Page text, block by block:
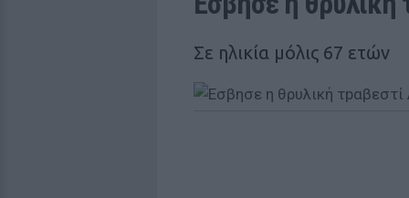
Σε ηλικία μόλις 67 ετών